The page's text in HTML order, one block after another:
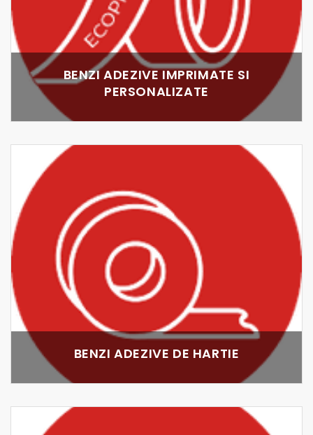
BENZI ADEZIVE IMPRIMATE SI
PERSONALIZATE
BENZI ADEZIVE DE HARTIE